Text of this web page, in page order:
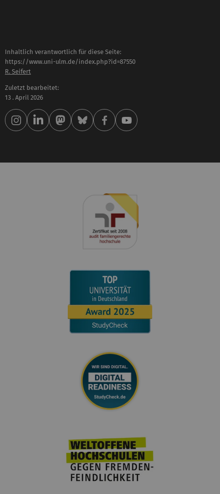
Inhaltlich verantwortlich für diese Seite:
https://www.uni-ulm.de/index.php?id=87550
R. Seifert
Zuletzt bearbeitet:
13 . April 2026